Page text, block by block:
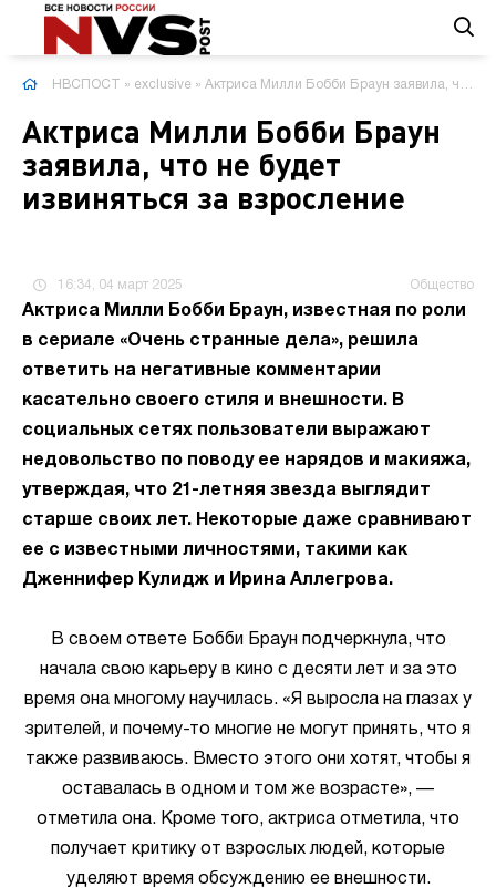
НВСПОСТ » exclusive » Актриса Милли Бобби Браун заявила, что не будет извиняться за взросление
Актриса Милли Бобби Браун
заявила, что не будет
извиняться за взросление
16:34, 04 март 2025 Общество
Актриса Милли Бобби Браун, известная по роли
в сериале «Очень странные дела», решила
ответить на негативные комментарии
касательно своего стиля и внешности. В
социальных сетях пользователи выражают
недовольство по поводу ее нарядов и макияжа,
утверждая, что 21-летняя звезда выглядит
старше своих лет. Некоторые даже сравнивают
ее с известными личностями, такими как
Дженнифер Кулидж и Ирина Аллегрова.
В своем ответе Бобби Браун подчеркнула, что
начала свою карьеру в кино с десяти лет и за это
время она многому научилась. «Я выросла на глазах у
зрителей, и почему-то многие не могут принять, что я
также развиваюсь. Вместо этого они хотят, чтобы я
оставалась в одном и том же возрасте», —
отметила она. Кроме того, актриса отметила, что
получает критику от взрослых людей, которые
уделяют время обсуждению ее внешности.